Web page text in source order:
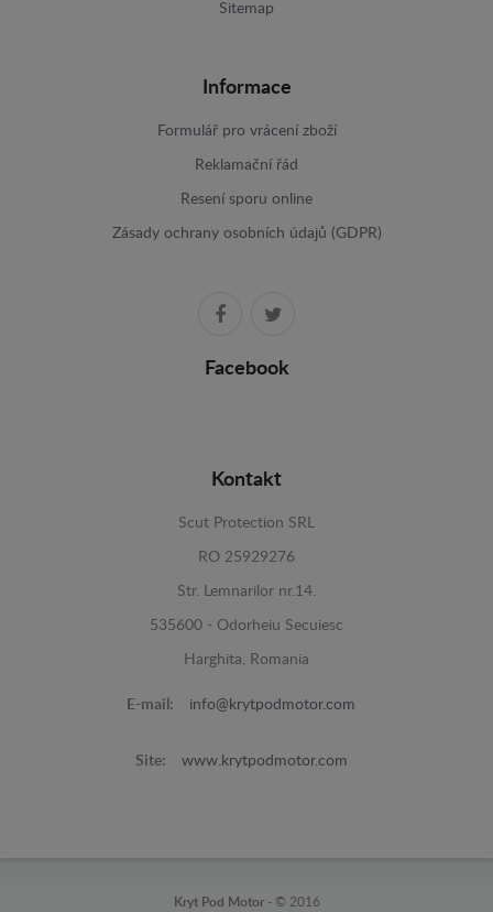
Sitemap
Informace
Formulář pro vrácení zboží
Reklamační řád
Resení sporu online
Zásady ochrany osobních údajů (GDPR)
Facebook
Kontakt
Scut Protection SRL
RO 25929276
Str. Lemnarilor nr.14.
535600 - Odorheiu Secuiesc
Harghita, Romania
E-mail: info@krytpodmotor.com
Site: www.krytpodmotor.com
Kryt Pod Motor - © 2016